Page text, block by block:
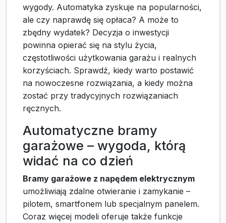
wygody. Automatyka zyskuje na popularności,
ale czy naprawdę się opłaca? A może to
zbędny wydatek? Decyzja o inwestycji
powinna opierać się na stylu życia,
częstotliwości użytkowania garażu i realnych
korzyściach. Sprawdź, kiedy warto postawić
na nowoczesne rozwiązania, a kiedy można
zostać przy tradycyjnych rozwiązaniach
ręcznych.
Automatyczne bramy
garażowe – wygoda, którą
widać na co dzień
Bramy garażowe z napędem elektrycznym
umożliwiają zdalne otwieranie i zamykanie –
pilotem, smartfonem lub specjalnym panelem.
Coraz więcej modeli oferuje także funkcje